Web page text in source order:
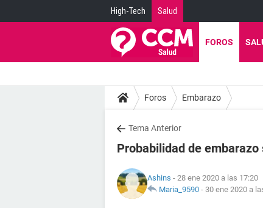
High-Tech Salud
FOROS
Foros Embarazo
Tema Anterior
Probabilidad de
Ashins - 28 ene 2020 a las 17:20
Maria_9590 - 30 ene 2020 a